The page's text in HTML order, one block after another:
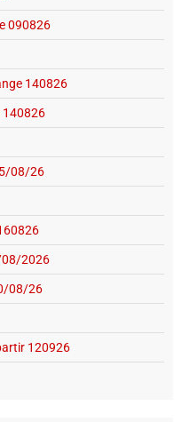
090826
140826
140826
08/26
08/2026
08/26
120926